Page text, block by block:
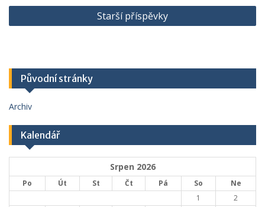
Navigace
pro
Starší příspěvky
Původní stránky
Archiv
Kalendář
Srpen 2026
Po Út St Čt Pá So
Ne
1
2